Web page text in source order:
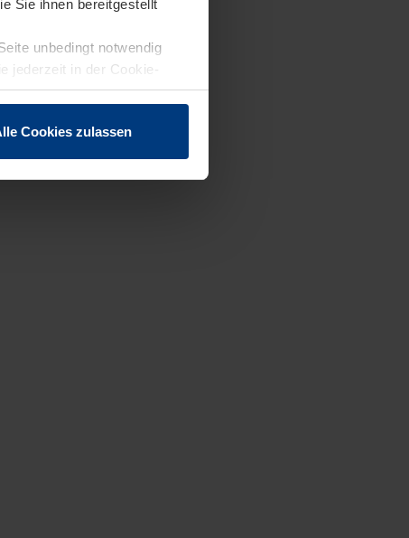
Sie ihnen bereitgestellt
unbedingt notwendig
jederzeit in der Cookie-
Cookies zulassen